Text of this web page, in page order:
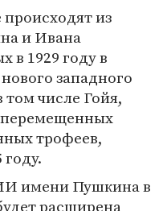
происходят из
и Ивана
в 1929 году в
западного
том числе Гойя,
трофеев,
имени Пушкина в
расширена